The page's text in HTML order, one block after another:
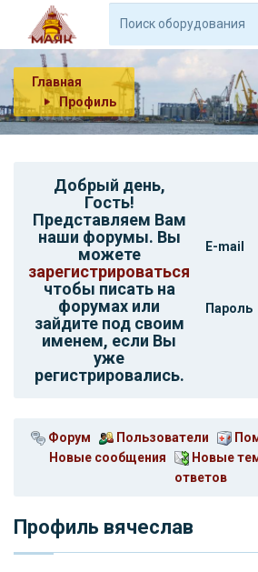
Главная
Профиль
Добрый день,
Гость!
Представляем Вам
наши форумы. Вы
можете
зарегистрироваться
чтобы писать на
форумах или
зайдите под своим
именем, если Вы
уже
регистрировались.
E-mail
Пароль
Форум Пользователи
Новые сообщения
Новые
ответов
Профиль вячеслав